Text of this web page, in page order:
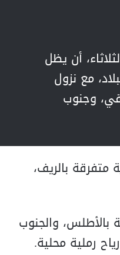
أن يظل
مع نزول
وجنوب
بالريف،
بالأطلس، والجنوب
رملية محلية.